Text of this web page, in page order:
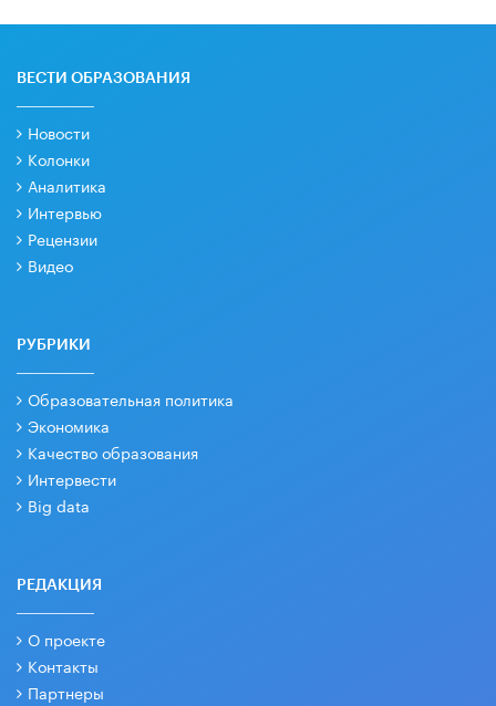
ВЕСТИ ОБРАЗОВАНИЯ
Новости
Колонки
Аналитика
Интервью
Рецензии
Видео
РУБРИКИ
Образовательная политика
Экономика
Качество образования
Интервести
Big data
РЕДАКЦИЯ
О проекте
Контакты
Партнеры